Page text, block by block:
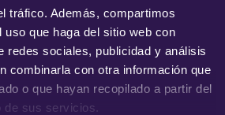
tráfico. Además, compartimos
uso que haga del sitio web con
redes sociales, publicidad y análisis
combinarla con otra información que
o que hayan recopilado a partir del
de sus servicios.